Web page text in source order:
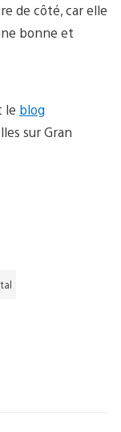
de côté, car elle
bonne et
le blog
sur Gran